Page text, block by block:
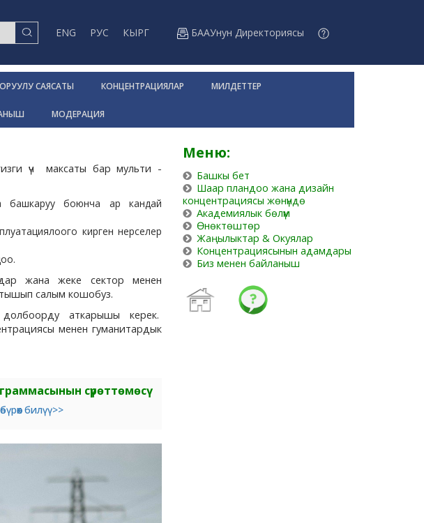
ENG РУС КЫРГ БААУнун Директориясы
САЯСАТЫ КОНЦЕНТРАЦИЯЛАР МИЛДЕТТЕР
МОДЕРАЦИЯ
үч максаты бар мульти -
башкаруу боюнча ар кандай
кирген нерселер
жана жеке сектор менен
салым кошобуз.
аткарышы керек.
менен гуманитардык
сүрөттөмөсү
билүү>>
Меню:
Башкы бет
Шаар пландоо жана дизайн
концентрациясы жөнүндө
Академиялык бөлүм
Өнөктөштөр
Жаңылыктар & Окуялар
Концентрациясынын адамдары
Биз менен байланыш